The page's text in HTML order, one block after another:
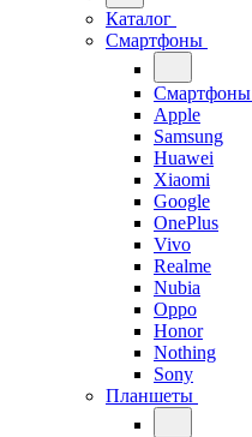
Каталог
Смартфоны
Смартфоны
Apple
Samsung
Huawei
Xiaomi
Google
OnePlus
Vivo
Realme
Nubia
Oppo
Honor
Nothing
Sony
Планшеты